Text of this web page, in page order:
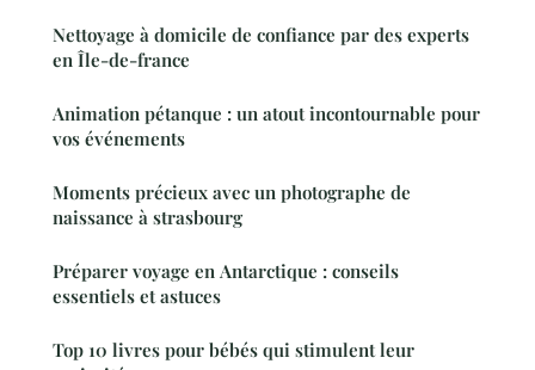
Nettoyage à domicile de confiance par des experts
en Île-de-france
Animation pétanque : un atout incontournable pour
vos événements
Moments précieux avec un photographe de
naissance à strasbourg
Préparer voyage en Antarctique : conseils
essentiels et astuces
Top 10 livres pour bébés qui stimulent leur